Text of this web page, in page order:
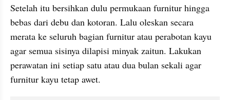
Setelah itu bersihkan dulu permukaan furnitur hingga
bebas dari debu dan kotoran. Lalu oleskan secara
merata ke seluruh bagian furnitur atau perabotan kayu
agar semua sisinya dilapisi minyak zaitun. Lakukan
perawatan ini setiap satu atau dua bulan sekali agar
furnitur kayu tetap awet.